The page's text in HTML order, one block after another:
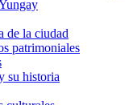
de la ciudad
patrimoniales
su historia